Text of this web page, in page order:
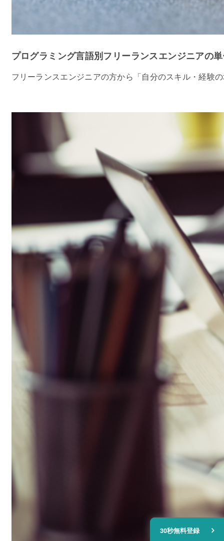
プログラミング言語別フリーランスエンジニアの
フリーランスエンジニアの方から「自分のスキル・経験
30秒無料登録